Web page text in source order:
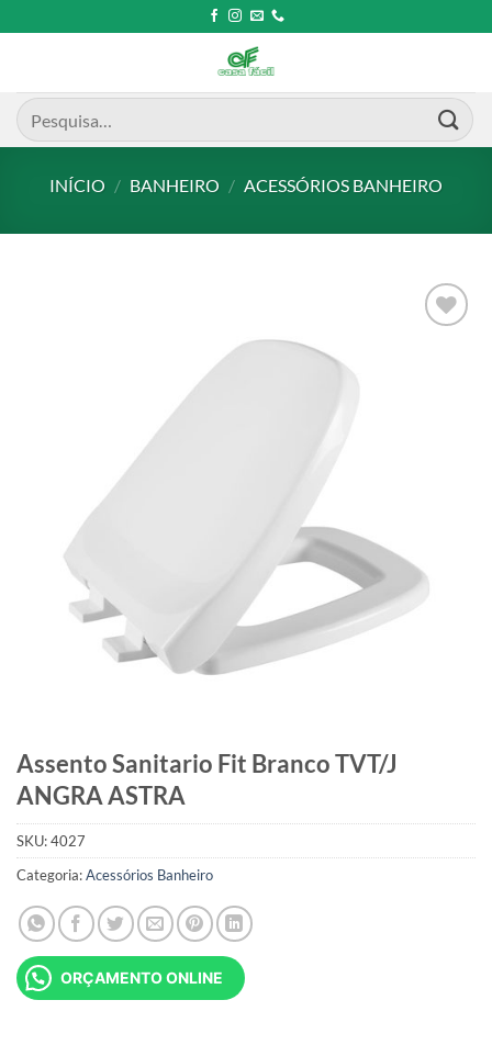
to
Pesquisar
por:
INÍCIO / BANHEIRO / ACESSÓRIOS BANHEIRO
Assento Sanitario Fit Branco TVT/J
ANGRA ASTRA
SKU:4027
Categoria:Acessórios Banheiro
ORÇAMENTO ONLINE